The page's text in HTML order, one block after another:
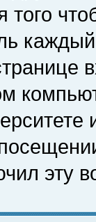
того
эту